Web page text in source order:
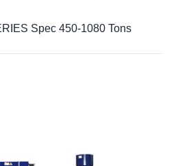
Spec 450-1080 Tons